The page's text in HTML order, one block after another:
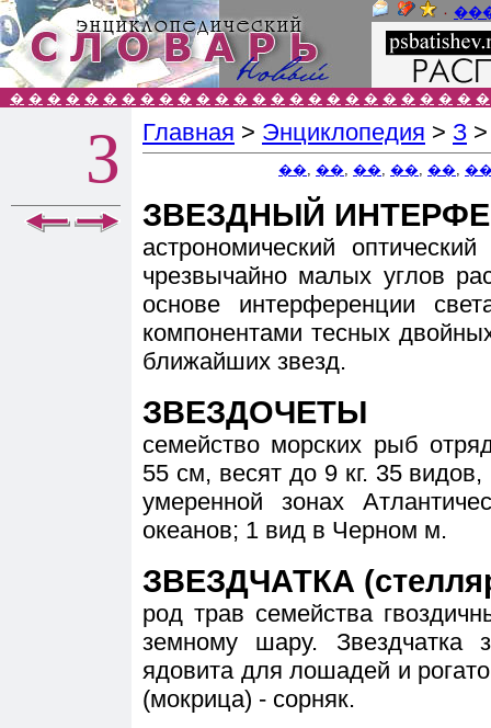
٠
� � � � � � � � � � � � � � � � � � � � � � � � � �
З Главная > Энциклопедия > З
��, ��, ��, ��, ��,
ЗВЕЗДНЫЙ
астрономический
чрезвычайно малых углов
основе интерференции
компонентами тесных
ближайших звезд.
ЗВЕЗДОЧЕТЫ
семейство морских рыб
55 см, весят до 9 кг. 35
умеренной зонах
океанов; 1 вид в Черном м.
ЗВЕЗДЧАТКА
род трав семейства
земному шару. Звездчатка
ядовита для лошадей и
(мокрица) - сорняк.